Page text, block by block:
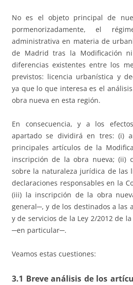
No es el objeto principal de
pormenorizadamente, el
administrativa en materia de
de Madrid tras la Modificación
diferencias existentes entre los
previstos: licencia urbanística y
ya que lo que interesa es el
obra nueva en esta región.
En consecuencia, y a los
apartado se dividirá en tres: (i)
principales artículos de la
inscripción de la obra nueva; (ii)
sobre la naturaleza jurídica de las
declaraciones responsables en la
(iii) la inscripción de la obra
general─, y de los destinados a las
y de servicios de la Ley 2/2012 de
─en particular─.
Veamos estas cuestiones:
3.1 Breve análisis de los